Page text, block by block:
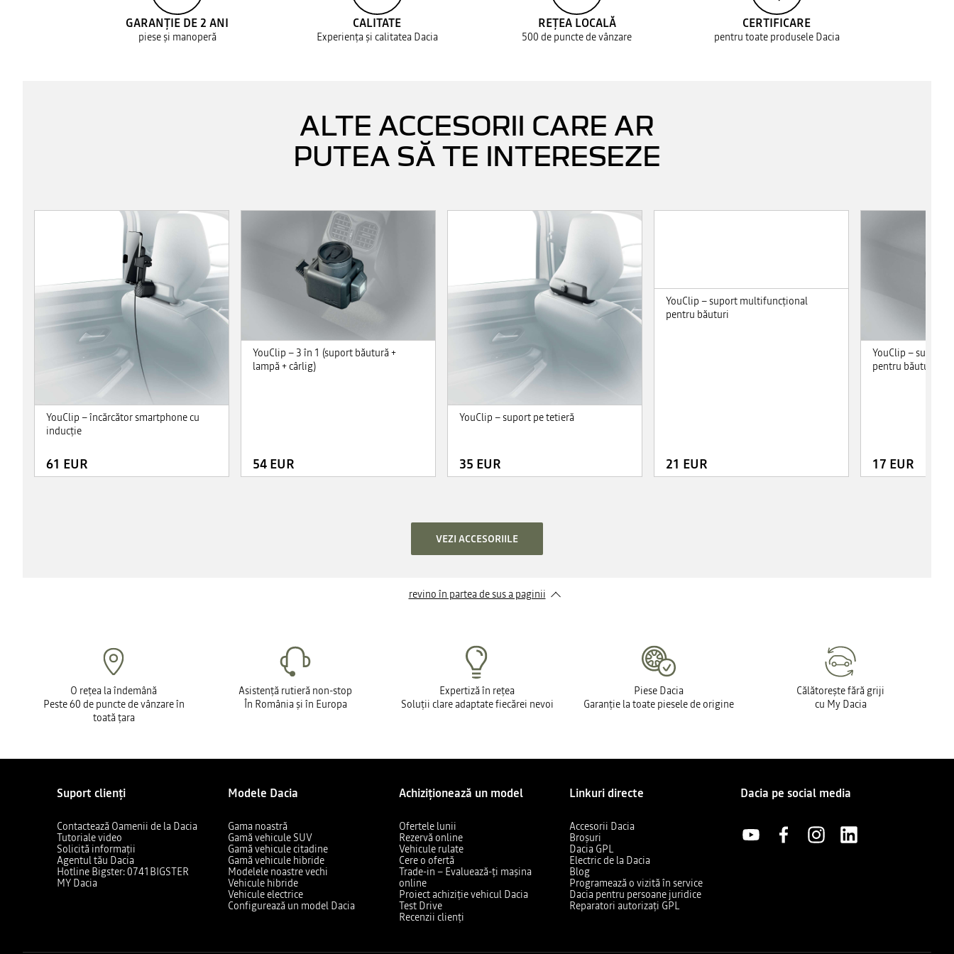
GARANȚIE DE 2 ANI
piese și manoperă
CALITATE
Experiența și calitatea Dacia
REȚEA LOCALĂ
500 de puncte de vânzare
CERTIFICARE
pentru toate produsele Dacia
ALTE ACCESORII CARE AR
PUTEA SĂ TE INTERESEZE
YouClip – încărcător smartphone cu
inducţie
61 EUR
YouClip – 3 în 1 (suport băutură +
lampă + cârlig)
54 EUR
YouClip – suport pe tetieră
35 EUR
YouClip – suport multifuncţional
pentru băuturi
21 EUR
YouClip – suport
pentru băuturi
17 EUR
VEZI ACCESORIILE
revino în partea de sus a paginii
O rețea la îndemână
Peste 60 de puncte de vânzare în
toată țara
Asistență rutieră non-stop
În România și în Europa
Expertiză în rețea
Soluții clare adaptate fiecărei nevoi
Piese Dacia
Garanție la toate piesele de origine
Călătorește fără griji
cu My Dacia
Suport clienți
Contactează Oamenii de la Dacia
Tutoriale video
Solicită informații
Agentul tău Dacia
Hotline Bigster: 0741BIGSTER
MY Dacia
Modele Dacia
Gama noastră
Gamă vehicule SUV
Gamă vehicule citadine
Gamă vehicule hibride
Modelele noastre vechi
Vehicule hibride
Vehicule electrice
Configurează un model Dacia
Achiziționează un model
Ofertele lunii
Rezervă online
Vehicule rulate
Cere o ofertă
Trade-in – Evaluează-ți mașina
online
Proiect achiziție vehicul Dacia
Test Drive
Recenzii clienți
Linkuri directe
Accesorii Dacia
Broșuri
Dacia GPL
Electric de la Dacia
Blog
Programează o vizită în service
Dacia pentru persoane juridice
Reparatori autorizați GPL
Dacia pe social media